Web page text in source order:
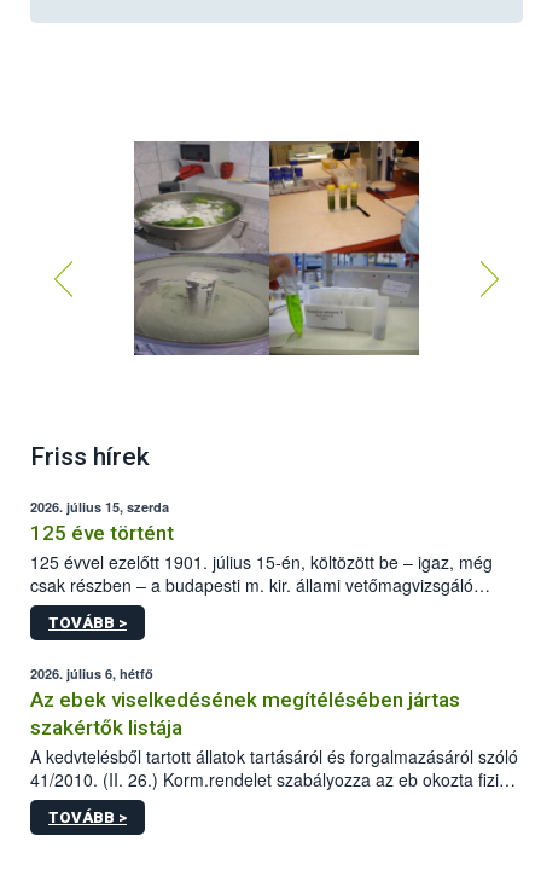
Friss hírek
2026. július 15, szerda
125 éve történt
125 évvel ezelőtt 1901. július 15-én, költözött be – igaz, még
csak részben – a budapesti m. kir. állami vetőmagvizsgáló
állomás a Kis Rókus utca 15. szám alatti, Czigler Győző által
tervezett új épületébe.
TOVÁBB >
2026. július 6, hétfő
Az ebek viselkedésének megítélésében jártas
szakértők listája
A kedvtelésből tartott állatok tartásáról és forgalmazásáról szóló
41/2010. (II. 26.) Korm.rendelet szabályozza az eb okozta fizikai
sérülés, illetve ennek veszélye keletkezésekor felmerülő
hatósági feladatokat, valamint a veszélyes eb tartását és annak
TOVÁBB >